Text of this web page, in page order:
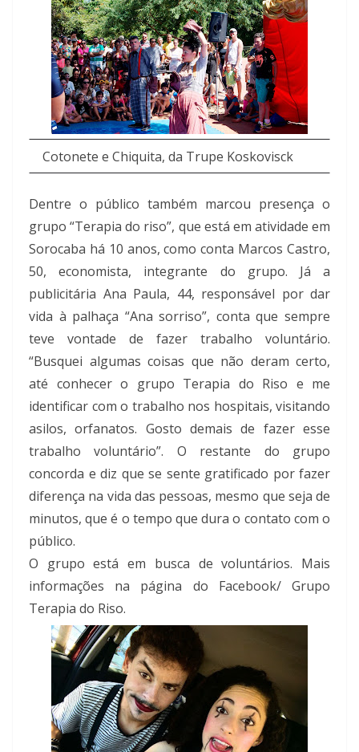
Cotonete e Chiquita, da Trupe Koskovisck
Dentre o público também marcou presença o
grupo “Terapia do riso”, que está em atividade em
Sorocaba há 10 anos, como conta Marcos Castro,
50, economista, integrante do grupo. Já a
publicitária Ana Paula, 44, responsável por dar
vida à palhaça “Ana sorriso”, conta que sempre
teve vontade de fazer trabalho voluntário.
“Busquei algumas coisas que não deram certo,
até conhecer o grupo Terapia do Riso e me
identificar com o trabalho nos hospitais, visitando
asilos, orfanatos. Gosto demais de fazer esse
trabalho voluntário”. O restante do grupo
concorda e diz que se sente gratificado por fazer
diferença na vida das pessoas, mesmo que seja de
minutos, que é o tempo que dura o contato com o
público.
O grupo está em busca de voluntários. Mais
informações na página do Facebook/ Grupo
Terapia do Riso.